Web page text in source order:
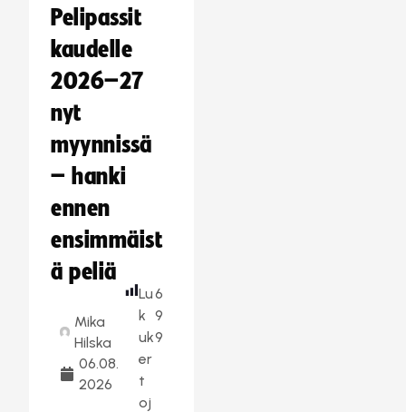
Pelipassit
kaudelle
2026–27
nyt
myynnissä
– hanki
ennen
ensimmäist
ä peliä
Mika
Hilska
06.08.
2026
Lu
k
uk
er
t
oj
6
9
9